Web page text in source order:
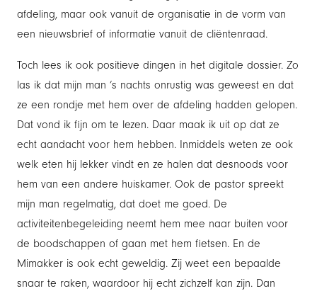
afdeling, maar ook vanuit de organisatie in de vorm van
een nieuwsbrief of informatie vanuit de cliëntenraad.
Toch lees ik ook positieve dingen in het digitale dossier. Zo
las ik dat mijn man ’s nachts onrustig was geweest en dat
ze een rondje met hem over de afdeling hadden gelopen.
Dat vond ik fijn om te lezen. Daar maak ik uit op dat ze
echt aandacht voor hem hebben. Inmiddels weten ze ook
welk eten hij lekker vindt en ze halen dat desnoods voor
hem van een andere huiskamer. Ook de pastor spreekt
mijn man regelmatig, dat doet me goed. De
activiteitenbegeleiding neemt hem mee naar buiten voor
de boodschappen of gaan met hem fietsen. En de
Mimakker is ook echt geweldig. Zij weet een bepaalde
snaar te raken, waardoor hij echt zichzelf kan zijn. Dan